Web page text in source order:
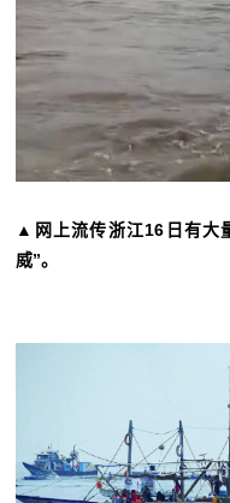
▲网上流传浙江16日有大
威”。